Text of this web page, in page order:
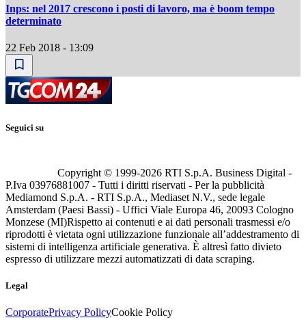
Inps: nel 2017 crescono i posti di lavoro, ma è boom tempo
determinato
22 Feb 2018 - 13:09
Seguici su
Copyright © 1999-2026 RTI S.p.A. Business Digital -
P.Iva 03976881007 - Tutti i diritti riservati - Per la pubblicità
Mediamond S.p.A. - RTI S.p.A., Mediaset N.V., sede legale
Amsterdam (Paesi Bassi) - Uffici Viale Europa 46, 20093 Cologno
Monzese (MI)Rispetto ai contenuti e ai dati personali trasmessi e/o
riprodotti è vietata ogni utilizzazione funzionale all’addestramento di
sistemi di intelligenza artificiale generativa. È altresì fatto divieto
espresso di utilizzare mezzi automatizzati di data scraping.
Legal
CorporatePrivacy PolicyCookie Policy